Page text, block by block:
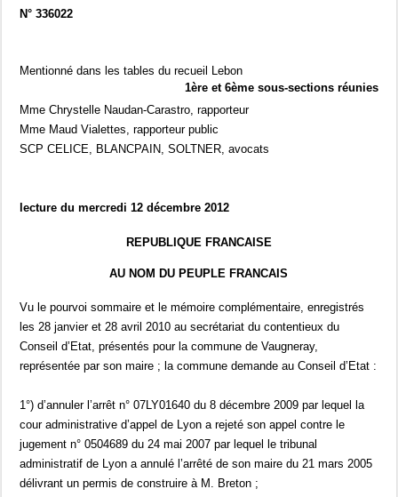
N° 336022
Mentionné dans les tables du recueil Lebon
1ère et 6ème sous-sections réunies
Mme Chrystelle Naudan-Carastro, rapporteur
Mme Maud Vialettes, rapporteur public
SCP CELICE, BLANCPAIN, SOLTNER, avocats
lecture du mercredi 12 décembre 2012
REPUBLIQUE FRANCAISE
AU NOM DU PEUPLE FRANCAIS
Vu le pourvoi sommaire et le mémoire complémentaire, enregistrés
les 28 janvier et 28 avril 2010 au secrétariat du contentieux du
Conseil d’Etat, présentés pour la commune de Vaugneray,
représentée par son maire ; la commune demande au Conseil d’Etat :
1°) d’annuler l’arrêt n° 07LY01640 du 8 décembre 2009 par lequel la
cour administrative d’appel de Lyon a rejeté son appel contre le
jugement n° 0504689 du 24 mai 2007 par lequel le tribunal
administratif de Lyon a annulé l’arrêté de son maire du 21 mars 2005
délivrant un permis de construire à M. Breton ;